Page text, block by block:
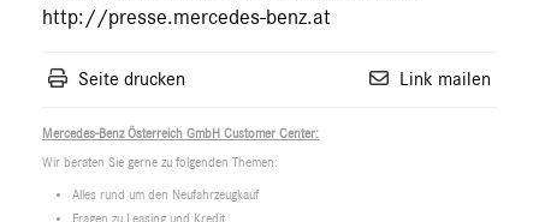
http://presse.mercedes-benz.at
Seite drucken Link mailen
Mercedes-Benz Österreich GmbH Customer Center:
Wir beraten Sie gerne zu folgenden Themen:
Alles rund um den Neufahrzeugkauf
Fragen zu Leasing und Kredit